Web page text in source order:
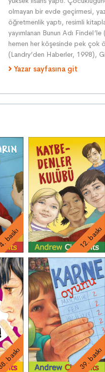
olmayan bir evde geçirmesi,
öğretmenlik yaptı, resimli
yayımlanan Bunun Adı Findel
hemen her köşesinde pek çok
(Landry’den Haberler, 1998),
Yazar sayfasına git
12. baskı
baskı 39. baskı